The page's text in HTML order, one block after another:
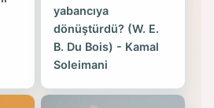
yabancıya
dönüştürdü? (W. E.
B. Du Bois) - Kamal
Soleimani